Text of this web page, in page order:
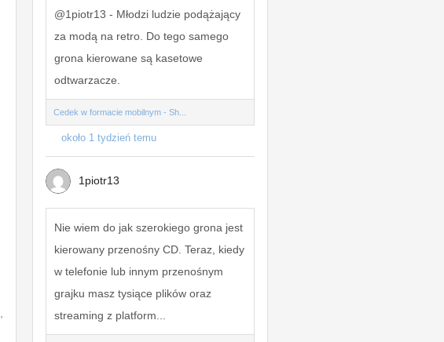
@1piotr13 - Młodzi ludzie podążający
za modą na retro. Do tego samego
grona kierowane są kasetowe
odtwarzacze.
Cedek w formacie mobilnym - Sh...
około 1 tydzień temu
1piotr13
Nie wiem do jak szerokiego grona jest
kierowany przenośny CD. Teraz, kiedy
w telefonie lub innym przenośnym
grajku masz tysiące plików oraz
streaming z platform...